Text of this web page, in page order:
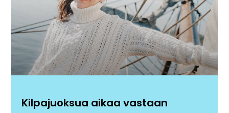
Kilpajuoksua aikaa vastaan